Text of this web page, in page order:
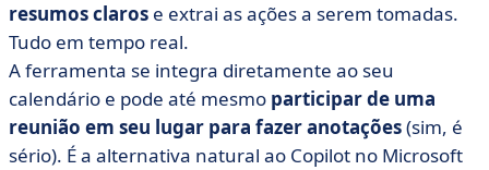
resumos claros e extrai as ações a serem tomadas.
Tudo em tempo real.
A ferramenta se integra diretamente ao seu
calendário e pode até mesmo participar de uma
reunião em seu lugar para fazer anotações(sim, é
sério). É a alternativa natural ao Copilot no Microsoft